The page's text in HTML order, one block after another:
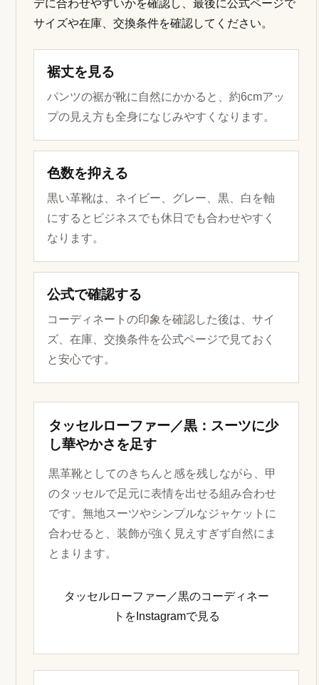
デに合わせやすいかを確認し、最後に公式ページで
サイズや在庫、交換条件を確認してください。
裾丈を見る
パンツの裾が靴に自然にかかると、約6cmアッ
プの見え方も全身になじみやすくなります。
色数を抑える
黒い革靴は、ネイビー、グレー、黒、白を軸
にするとビジネスでも休日でも合わせやすく
なります。
公式で確認する
コーディネートの印象を確認した後は、サイ
ズ、在庫、交換条件を公式ページで見ておく
と安心です。
タッセルローファー／黒：スーツに少
し華やかさを足す
黒革靴としてのきちんと感を残しながら、甲
のタッセルで足元に表情を出せる組み合わせ
です。無地スーツやシンプルなジャケットに
合わせると、装飾が強く見えすぎず自然にま
とまります。
タッセルローファー／黒のコーディネー
トをInstagramで見る